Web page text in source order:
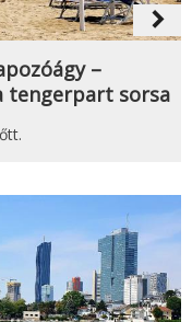
navigate_next
–
tengerpart sorsa